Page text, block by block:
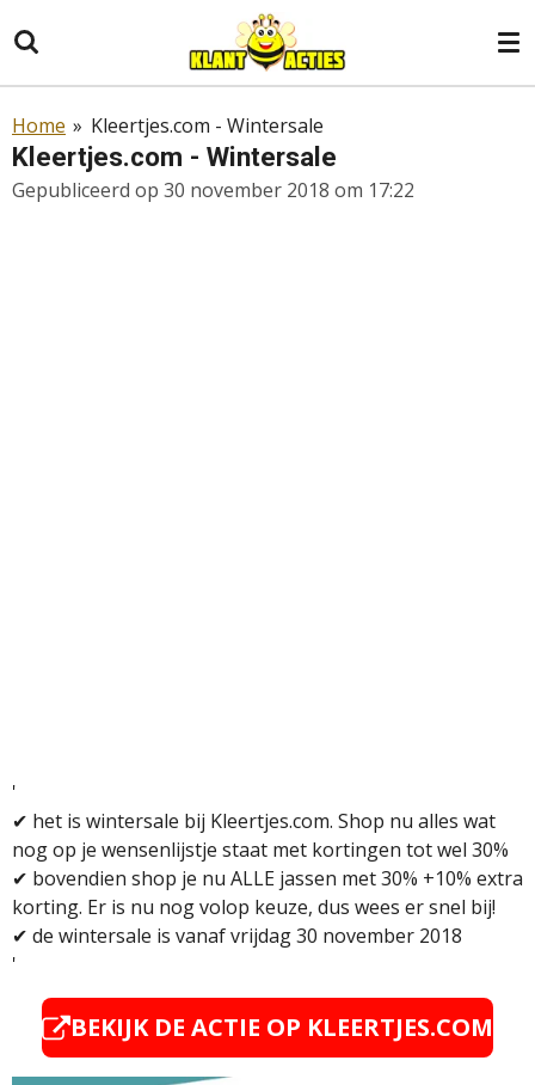
direct
naar
hoofdinhoud
Home » Kleertjes.com - Wintersale
Kleertjes.com - Wintersale
Gepubliceerd op 30 november 2018 om 17:22
'
✔ het is wintersale bij Kleertjes.com. Shop nu alles wat
nog op je wensenlijstje staat met kortingen tot wel 30%
✔ bovendien shop je nu ALLE jassen met 30% +10% extra
korting. Er is nu nog volop keuze, dus wees er snel bij!
✔ de wintersale is vanaf vrijdag 30 november 2018
'
BEKIJK DE ACTIE OP KLEERTJES.COM